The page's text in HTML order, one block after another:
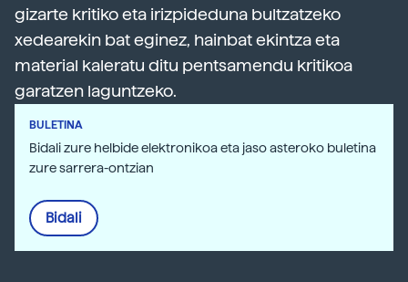
gizarte kritiko eta irizpideduna bultzatzeko
xedearekin bat eginez, hainbat ekintza eta
material kaleratu ditu pentsamendu kritikoa
garatzen laguntzeko.
BULETINA
Bidali zure helbide elektronikoa eta jaso asteroko buletina
zure sarrera-ontzian
Bidali